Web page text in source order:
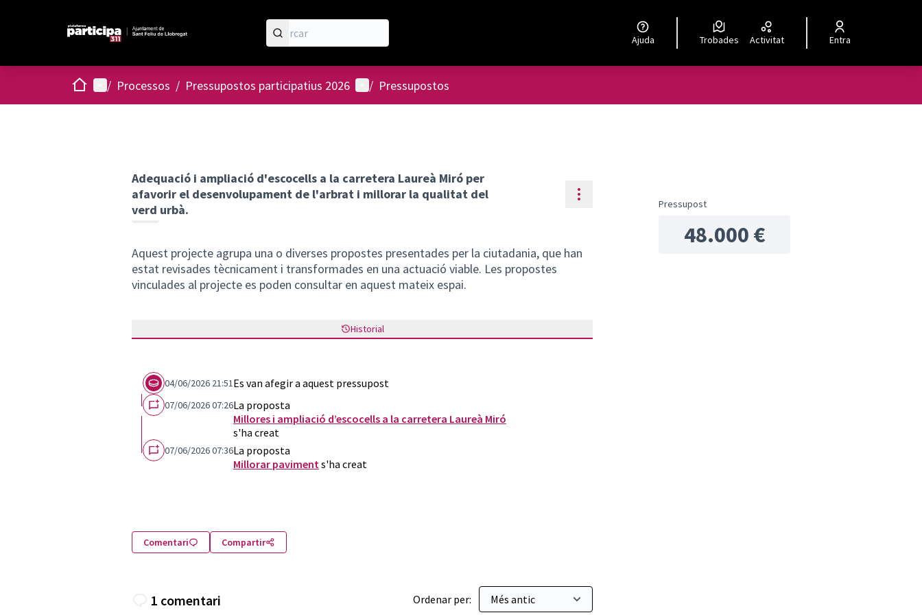
Ajuda Trobades Activitat Entra
Inici Menú principal
/ Processos / Pressupostos participatius 2026 Menú d'usuari
/ Pressupostos
Adequació i ampliació d'escocells a la carretera Laureà Miró per
afavorir el desenvolupament de l'arbrat i millorar la qualitat del
verd urbà.
Controls de recursos
Aquest projecte agrupa una o diverses propostes presentades per la ciutadania, que han
estat revisades tècnicament i transformades en una actuació viable. Les propostes
vinculades al projecte es poden consultar en aquest mateix espai.
Historial
04/06/2026 21:51Es van afegir a aquest pressupost
07/06/2026 07:26La proposta
Millores i ampliació d’escocells a la carretera Laureà Miró
s'ha creat
07/06/2026 07:36La proposta
Millorar paviments'ha creat
Comentari Compartir
Pressupost
48.000 €
1 comentari Ordenar per: